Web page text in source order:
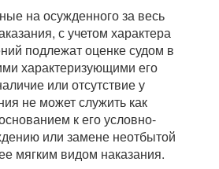
на осужденного за весь
с учетом характера
подлежат оценке судом в
характеризующими его
или отсутствие у
не может служить как
к его условно-
или замене неотбытой
мягким видом наказания.